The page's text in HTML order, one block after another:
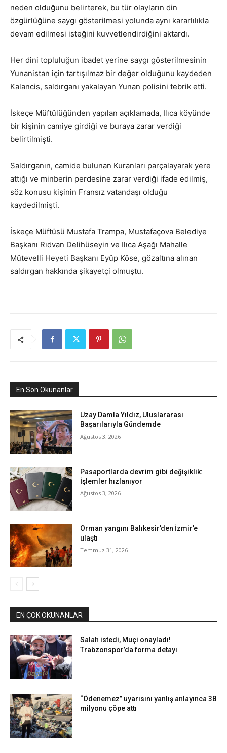
neden olduğunu belirterek, bu tür olayların din
özgürlüğüne saygı gösterilmesi yolunda aynı kararlılıkla
devam edilmesi isteğini kuvvetlendirdiğini aktardı.
Her dini topluluğun ibadet yerine saygı gösterilmesinin
Yunanistan için tartışılmaz bir değer olduğunu kaydeden
Kalancis, saldırganı yakalayan Yunan polisini tebrik etti.
İskeçe Müftülüğünden yapılan açıklamada, Ilıca köyünde
bir kişinin camiye girdiği ve buraya zarar verdiği
belirtilmişti.
Saldırganın, camide bulunan Kuranları parçalayarak yere
attığı ve minberin perdesine zarar verdiği ifade edilmiş,
söz konusu kişinin Fransız vatandaşı olduğu
kaydedilmişti.
İskeçe Müftüsü Mustafa Trampa, Mustafaçova Belediye
Başkanı Rıdvan Delihüseyin ve Ilıca Aşağı Mahalle
Mütevelli Heyeti Başkanı Eyüp Köse, gözaltına alınan
saldırgan hakkında şikayetçi olmuştu.
En Son Okunanlar
Uzay Damla Yıldız, Uluslararası
Başarılarıyla Gündemde
Ağustos 3, 2026
Pasaportlarda devrim gibi değişiklik:
İşlemler hızlanıyor
Ağustos 3, 2026
Orman yangını Balıkesir’den İzmir’e
ulaştı
Temmuz 31, 2026
EN ÇOK OKUNANLAR
Salah istedi, Muçi onayladı!
Trabzonspor’da forma detayı
“Ödenemez” uyarısını yanlış anlayınca 38
milyonu çöpe attı